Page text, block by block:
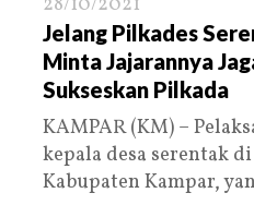
Jelang Pilkades
Minta Jajarannya
Sukseskan Pilkada
KAMPAR (KM) –
kepala desa serentak
Kabupaten Kampar,